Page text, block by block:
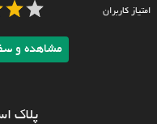
امتیاز کاربران
مشاهده و
پلاک